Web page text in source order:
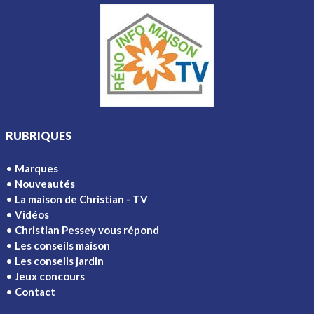
RUBRIQUES
Marques
Nouveautés
La maison de Christian - TV
Vidéos
Christian Pessey vous répond
Les conseils maison
Les conseils jardin
Jeux concours
Contact